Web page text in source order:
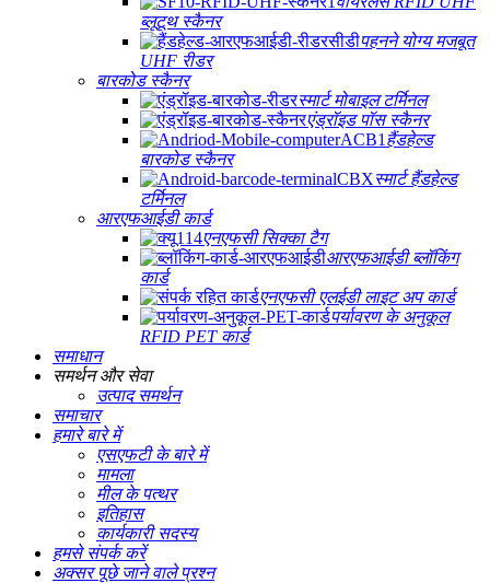
ब्लूटूथ स्कैनर
पहनने योग्य मजबूत
UHF रीडर
बारकोड स्कैनर
स्मार्ट मोबाइल टर्मिनल
एंड्रॉइड पॉस स्कैनर
हैंडहेल्ड
बारकोड स्कैनर
स्मार्ट हैंडहेल्ड
टर्मिनल
आरएफआईडी कार्ड
एनएफसी सिक्का टैग
आरएफआईडी ब्लॉकिंग
कार्ड
एनएफसी एलईडी लाइट अप कार्ड
पर्यावरण के अनुकूल
RFID PET कार्ड
समाधान
समर्थन और सेवा
उत्पाद समर्थन
समाचार
हमारे बारे में
एसएफटी के बारे में
मामला
मील के पत्थर
इतिहास
कार्यकारी सदस्य
हमसे संपर्क करें
अक्सर पूछे जाने वाले प्रश्न